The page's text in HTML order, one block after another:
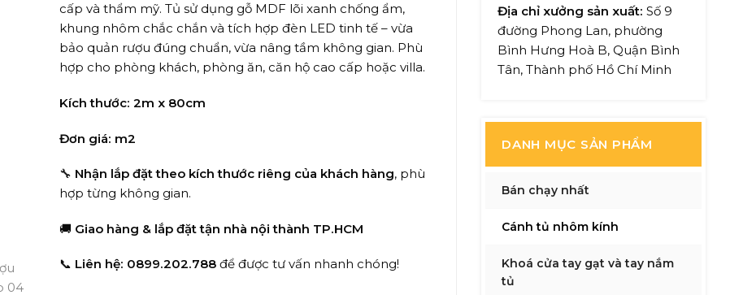
Địa chỉ xưởng sản xuất: Số 9
đường Phong Lan, phường
Bình Hưng Hoà B, Quận Bình
Tân, Thành phố Hồ Chí Minh
DANH MỤC SẢN PHẨM
Bán chạy nhất
Cánh tủ nhôm kính
Khoá cửa tay gạt và tay nắm
tủ
cấp và thẩm mỹ. Tủ sử dụng gỗ MDF lõi xanh chống ẩm,
khung nhôm chắc chắn và tích hợp đèn LED tinh tế – vừa
bảo quản rượu đúng chuẩn, vừa nâng tầm không gian. Phù
hợp cho phòng khách, phòng ăn, căn hộ cao cấp hoặc villa.
Kích thước: 2m x 80cm
Đơn giá: m2
🔧 Nhận lắp đặt theo kích thước riêng của khách hàng, phù
hợp từng không gian.
🚚 Giao hàng & lắp đặt tận nhà nội thành TP.HCM
📞 Liên hệ: 0899.202.788để được tư vấn nhanh chóng!